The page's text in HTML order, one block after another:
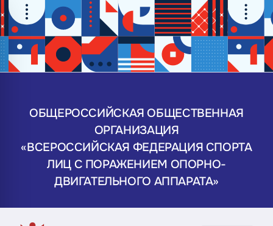
ОБЩЕРОССИЙСКАЯ ОБЩЕСТВЕННАЯ
ОРГАНИЗАЦИЯ
«ВСЕРОССИЙСКАЯ ФЕДЕРАЦИЯ СПОРТА
ЛИЦ С ПОРАЖЕНИЕМ ОПОРНО-
ДВИГАТЕЛЬНОГО АППАРАТА»